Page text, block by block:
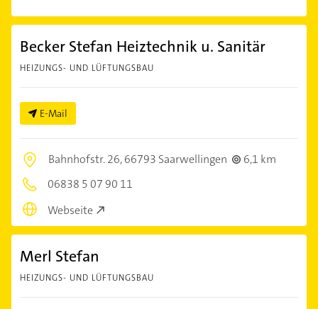
Becker Stefan Heiztechnik u. Sanitär
HEIZUNGS- UND LÜFTUNGSBAU
E-Mail
Bahnhofstr. 26,66793 Saarwellingen
6,1 km
06838 5 07 90 11
Webseite
Merl Stefan
HEIZUNGS- UND LÜFTUNGSBAU